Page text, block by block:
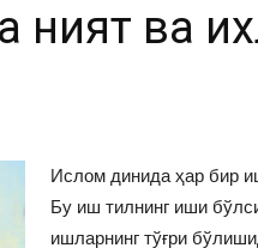
ва
Ислом динида ҳар бир
Бу иш тилнинг иши
ишларнинг тўғри